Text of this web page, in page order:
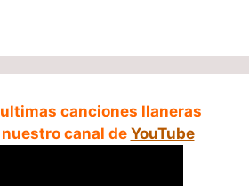
canciones llaneras
canal de YouTube